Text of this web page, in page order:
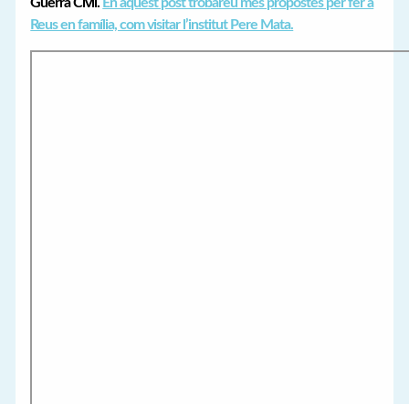
Reus en família, com visitar l’institut Pere Mata.